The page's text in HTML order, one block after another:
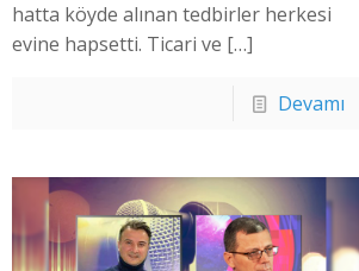
hatta köyde alınan tedbirler herkesi
evine hapsetti. Ticari ve […]
Devamı